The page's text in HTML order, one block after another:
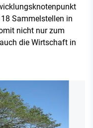
Sammelstellen in
nicht nur zum
die Wirtschaft in